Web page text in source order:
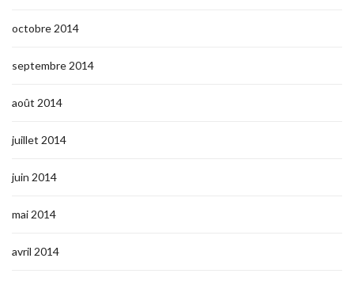
octobre 2014
septembre 2014
août 2014
juillet 2014
juin 2014
mai 2014
avril 2014